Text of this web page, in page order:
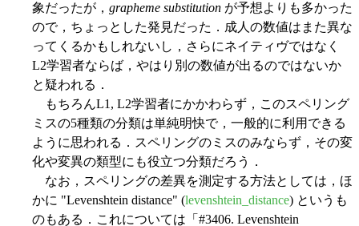
象だったが， grapheme substitution が予想よりも多かった
ので，ちょっとした発見だった．成人の数値はまた異な
ってくるかもしれないし，さらにネイティヴではなく
L2学習者ならば，やはり別の数値が出るのではないか
と疑われる．
もちろんL1, L2学習者にかかわらず，このスペリング
ミスの5種類の分類は単純明快で，一般的に利用できる
ように思われる．スペリングのミスのみならず，その変
化や変異の類型にも役立つ分類だろう．
なお，スペリングの差異を測定する方法としては，ほ
かに "Levenshtein distance" (levenshtein_distance) というも
のもある．これについては「#3406. Levenshtein